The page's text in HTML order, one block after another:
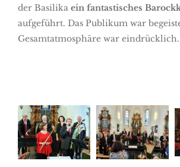
der Basilika ein fantastisches
aufgeführt. Das Publikum war
Gesamtatmosphäre war eindrücklich.